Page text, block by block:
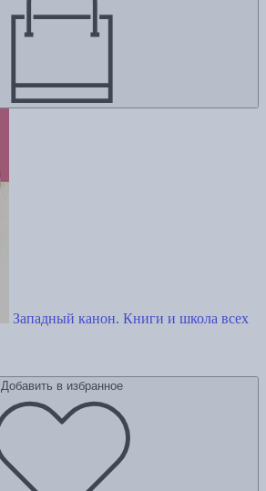
Западный канон. Книги и школа всех
Добавить в избранное